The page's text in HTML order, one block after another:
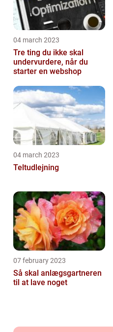
04 march 2023
Tre ting du ikke skal
undervurdere, når du
starter en webshop
04 march 2023
Teltudlejning
07 february 2023
Så skal anlægsgartneren
til at lave noget